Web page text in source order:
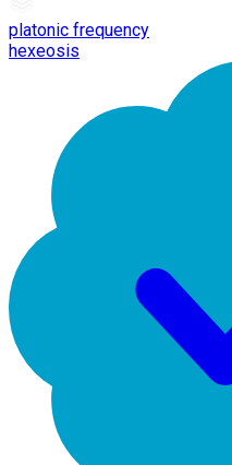
platonic frequency
hexeosis